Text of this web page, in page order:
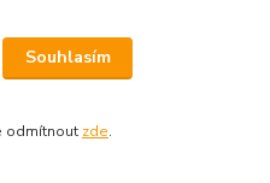
Souhlasím
odmítnout zde.